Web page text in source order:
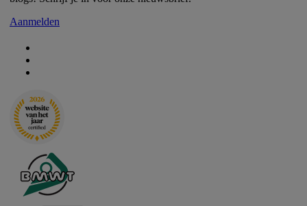
Aanmelden